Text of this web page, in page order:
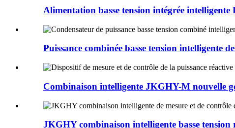
Alimentation basse tension intégrée
Puissance combinée basse tension intelligente
Combinaison intelligente JKGHY-M nouvelle
JKGHY combinaison intelligente basse tension